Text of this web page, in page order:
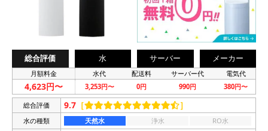
総合評価 水 サーバー メーカー
月額料金 水代 配送料 サーバー代 電気代
4,623円〜 3,253円〜 0円 990円 380円〜
総合評価 9.7 ［ ］
水の種類 天然水 浄水
RO水